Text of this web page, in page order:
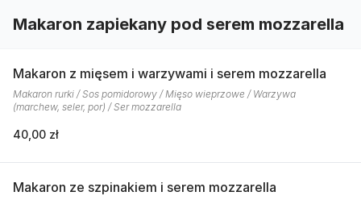
Makaron zapiekany pod serem mozzarella
Makaron z mięsem i warzywami i serem mozzarella
Makaron rurki / Sos pomidorowy / Mięso wieprzowe / Warzywa
(marchew, seler, por) / Ser mozzarella
40,00 zł
Makaron ze szpinakiem i serem mozzarella